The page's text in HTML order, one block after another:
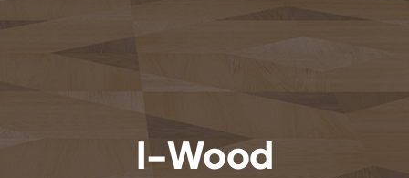
I-Wood